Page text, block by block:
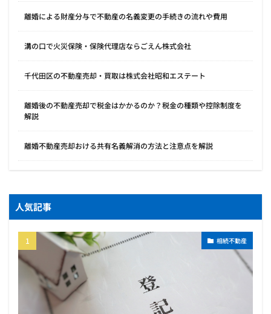
離婚による財産分与で不動産の名義変更の手続きの流れや費用
溝の口で火災保険・保険代理店ならごえん株式会社
千代田区の不動産売却・買取は株式会社昭和エステート
離婚後の不動産売却で税金はかかるのか？税金の種類や控除制度を
解説
離婚不動産売却おける共有名義解消の方法と注意点を解説
人気記事
相続不動産